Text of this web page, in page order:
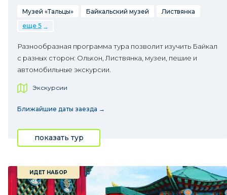
Музей «Тальцы» Байкальский музей
Листвянка
еще 5
Разнообразная программа тура позволит изучить Байкал
с разных сторон: Ольхон, Листвянка, музеи, пешие и
автомобильные экскурсии.
Экскурсии
Ближайшие даты заезда →
показать тур
ИДЕТ НАБОР